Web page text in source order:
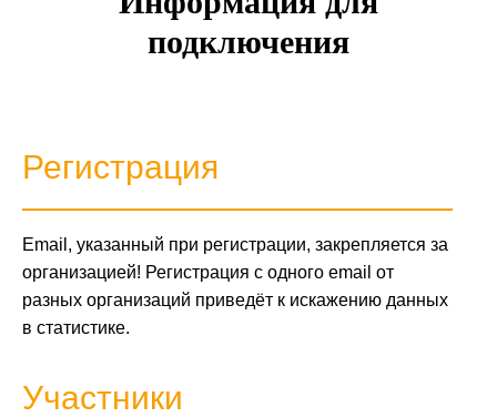
подключения
Регистрация
Email, указанный при регистрации, закрепляется за
организацией! Регистрация с одного email от
разных организаций приведёт к искажению данных
в статистике.
Участники